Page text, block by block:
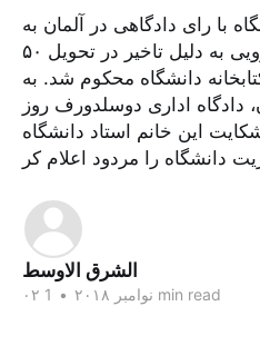
با رای دادگاهی در آلمان به
پرداخت جریمه ۲۲۵۰ یورویی به دلیل تاخیر در تحویل ۵۰
دانشگاه محکوم شد. به
دادگاه اداری دوسلدورف روز
(۳۱ اکتبر) شکایت این خانم استاد دانشگاه
دانشگاه را مردود اعلام کر
الشرق الاوسط
۰۲ نوامبر ۲۰۱۸ • 1 min read